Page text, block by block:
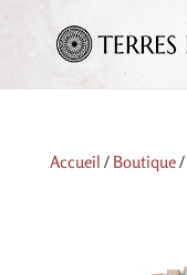
Accueil / Boutique/